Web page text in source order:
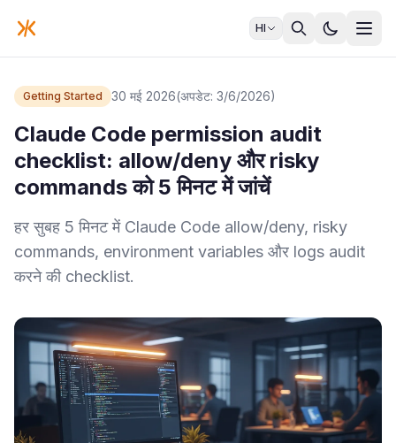
HI
Getting Started 30 मई 2026(अपडेट: 3/6/2026)
Claude Code permission audit
checklist: allow/deny और risky
commands को 5 मिनट में जांचें
हर सुबह 5 मिनट में Claude Code allow/deny, risky
commands, environment variables और logs audit
करने की checklist.